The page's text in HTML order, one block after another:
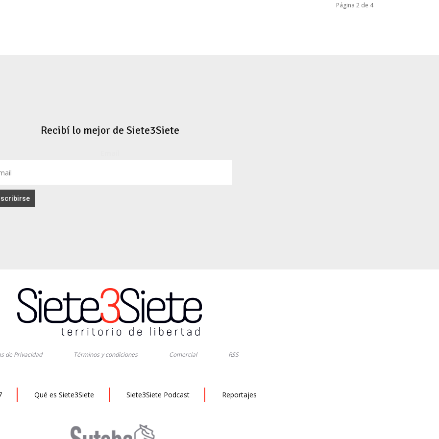
Página 2 de 4
Recibí lo mejor de Siete3Siete
de Privacidad Términos y condiciones Comercial RSS
Qué es Siete3Siete Siete3Siete Podcast Reportajes